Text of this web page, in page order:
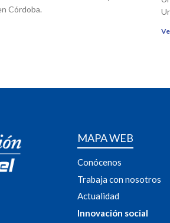
Córdoba.
MAPA WEB
Conócenos
Trabaja con nosotros
Actualidad
Innovación social